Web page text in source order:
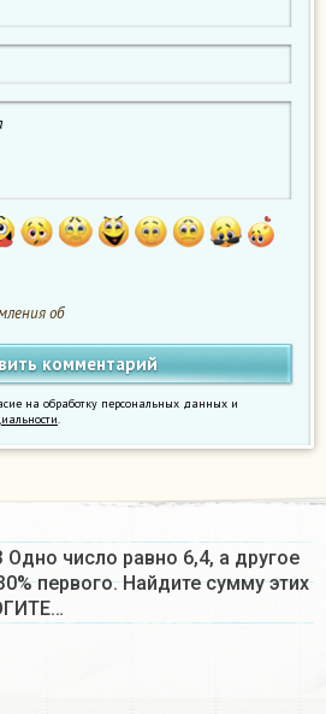
об
на обработку персональных данных и
.
Одно число равно 6,4, а другое
первого. Найдите сумму этих